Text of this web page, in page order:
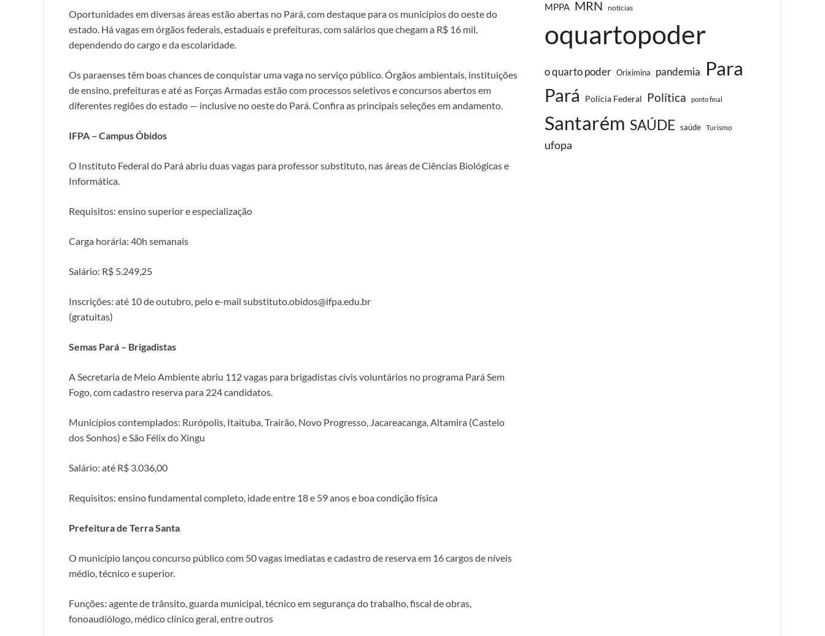
Oportunidades em diversas áreas estão abertas no Pará, com destaque para os municípios do oeste do
estado. Há vagas em órgãos federais, estaduais e prefeituras, com salários que chegam a R$ 16 mil,
dependendo do cargo e da escolaridade.
Os paraenses têm boas chances de conquistar uma vaga no serviço público. Órgãos ambientais, instituições
de ensino, prefeituras e até as Forças Armadas estão com processos seletivos e concursos abertos em
diferentes regiões do estado — inclusive no oeste do Pará. Confira as principais seleções em andamento.
IFPA – Campus Óbidos
O Instituto Federal do Pará abriu duas vagas para professor substituto, nas áreas de Ciências Biológicas e
Informática.
Requisitos: ensino superior e especialização
Carga horária: 40h semanais
Salário: R$ 5.249,25
Inscrições: até 10 de outubro, pelo e-mail substituto.obidos@ifpa.edu.br
(gratuitas)
Semas Pará – Brigadistas
A Secretaria de Meio Ambiente abriu 112 vagas para brigadistas civis voluntários no programa Pará Sem
Fogo, com cadastro reserva para 224 candidatos.
Municípios contemplados: Rurópolis, Itaituba, Trairão, Novo Progresso, Jacareacanga, Altamira (Castelo
dos Sonhos) e São Félix do Xingu
Salário: até R$ 3.036,00
Requisitos: ensino fundamental completo, idade entre 18 e 59 anos e boa condição física
Prefeitura de Terra Santa
O município lançou concurso público com 50 vagas imediatas e cadastro de reserva em 16 cargos de níveis
médio, técnico e superior.
Funções: agente de trânsito, guarda municipal, técnico em segurança do trabalho, fiscal de obras,
fonoaudiólogo, médico clínico geral, entre outros
MPPA MRN notícias
oquartopoder
o quarto poder Oriximina pandemia Para
Pará Polícia Federal Política ponto final
Santarém SAÚDE saúde Turismo
ufopa